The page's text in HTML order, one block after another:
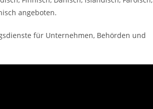
angeboten.
für Unternehmen, Behörden und